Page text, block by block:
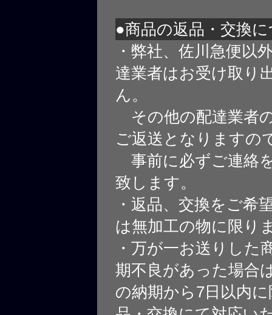
●商品の返品・交換
・弊社、佐川急便以
達業者はお受け取り
ん。
その他の配達業者
ご返送となりますの
事前に必ずご連絡
致します。
・返品、交換をご希
は無加工の物に限り
・万が一お送りした
期不良があった場合
の納期から7日以内